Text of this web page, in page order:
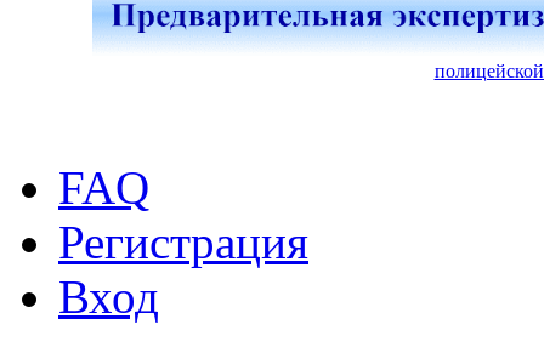
FAQ
Регистрация
Вход